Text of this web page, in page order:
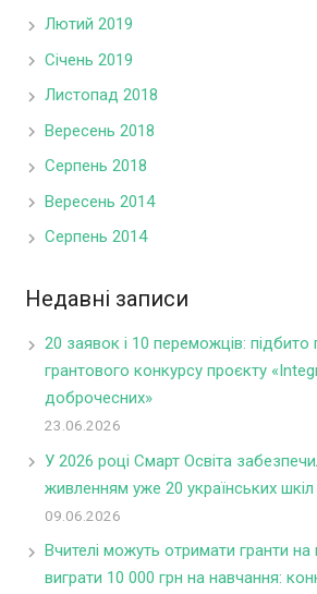
Лютий 2019
Січень 2019
Листопад 2018
Вересень 2018
Серпень 2018
Вересень 2014
Серпень 2014
Недавні записи
20 заявок і 10 переможців: підбито
грантового конкурсу проєкту
доброчесних»
23.06.2026
У 2026 році Смарт Освіта
живленням уже 20 українських шкіл
09.06.2026
Вчителі можуть отримати гранти на
виграти 10 000 грн на навчання: